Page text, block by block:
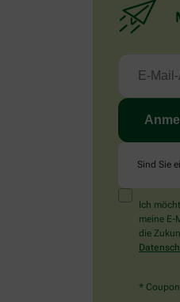
Sind Sie
Ich
meine E-
die
*